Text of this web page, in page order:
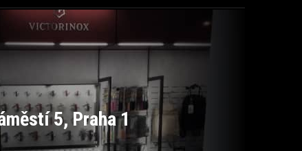
5, Praha 1